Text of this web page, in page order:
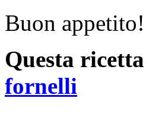
Buon appetito!
Questa
fornelli